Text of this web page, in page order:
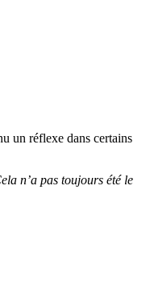
un réflexe dans certains
n’a pas toujours été le